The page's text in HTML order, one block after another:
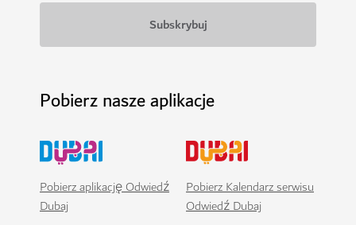
Pobierz nasze aplikacje
Pobierz aplikację Odwiedź
Dubaj
Pobierz Kalendarz serwisu
Odwiedź Dubaj